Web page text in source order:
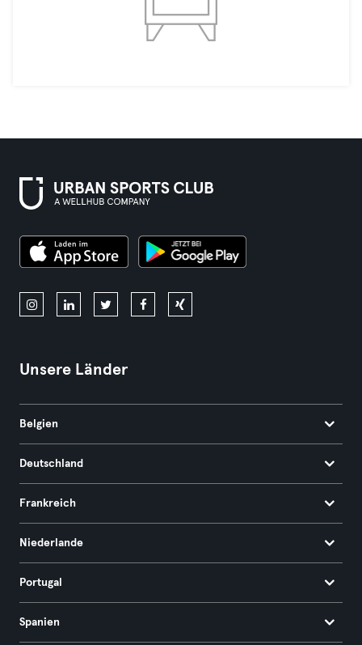
Unsere Länder
Belgien
Deutschland
Frankreich
Niederlande
Portugal
Spanien